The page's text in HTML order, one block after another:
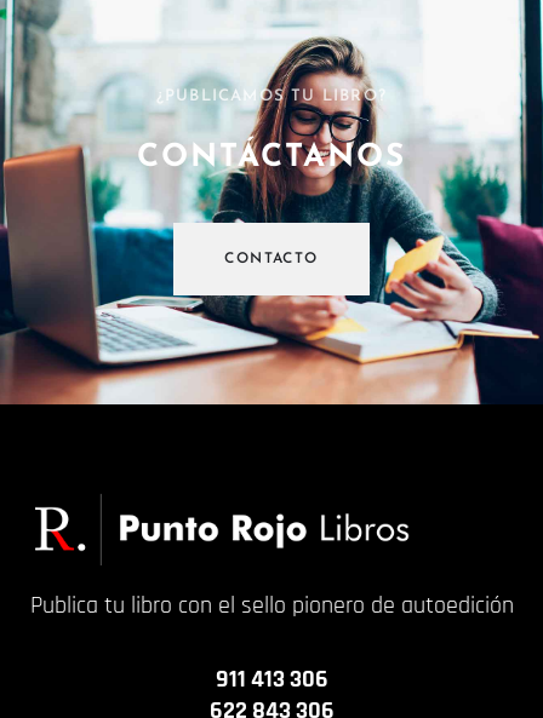
¿PUBLICAMOS TU LIBRO?
CONTÁCTANOS
CONTACTO
Publica tu libro con el sello pionero de autoedición
911 413 306
622 843 306